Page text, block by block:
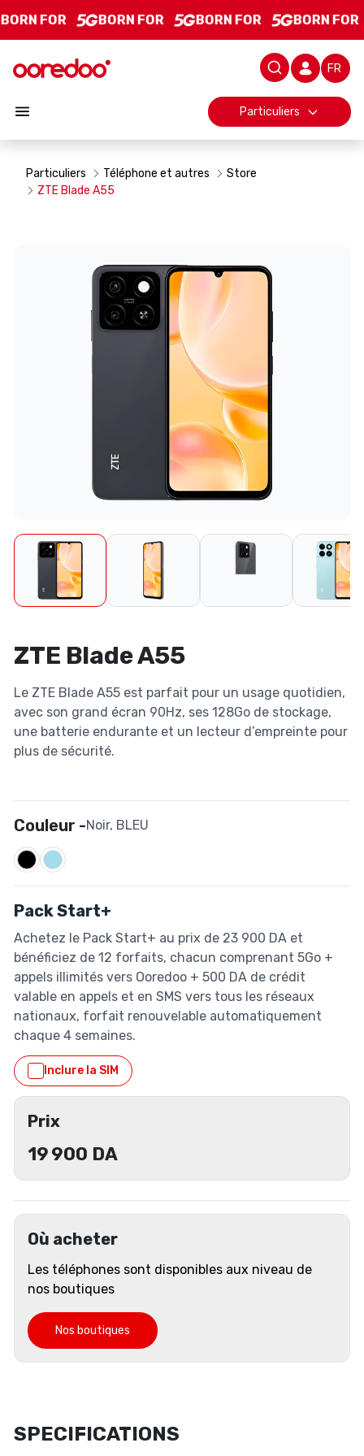
Saut au contenu principal
FOR BORN FOR BORN FOR BORN FOR
Barre
Particuliers
Particuliers Téléphone et autres
Store
ZTE Blade A55
ZTE Blade A55
Le ZTE Blade A55 est parfait pour un usage quotidien,
avec son grand écran 90Hz, ses 128Go de stockage,
une batterie endurante et un lecteur d’empreinte pour
plus de sécurité.
Couleur -Noir, BLEU
Pack Start+
Achetez le Pack Start+ au prix de 23 900 DA et
bénéficiez de 12 forfaits, chacun comprenant 5Go +
appels illimités vers Ooredoo + 500 DA de crédit
valable en appels et en SMS vers tous les réseaux
nationaux, forfait renouvelable automatiquement
chaque 4 semaines.
Inclure la SIM
Prix
19 900 DA
Où acheter
Les téléphones sont disponibles aux niveau de
nos boutiques
Nos boutiques
SPECIFICATIONS